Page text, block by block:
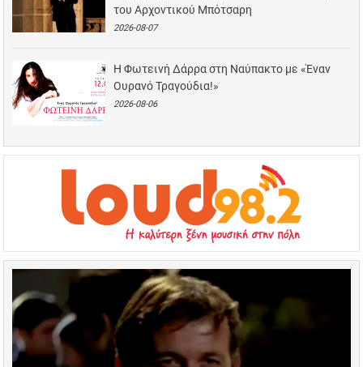
του Αρχοντικού Μπότσαρη
2026-08-07
Η Φωτεινή Δάρρα στη Ναύπακτο με «Έναν
Ουρανό Τραγούδια!»
2026-08-06